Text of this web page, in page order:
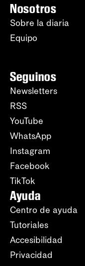
Nosotros
Sobre la diaria
Equipo
Seguinos
Newsletters
RSS
YouTube
WhatsApp
Instagram
Facebook
TikTok
Ayuda
Centro de ayuda
Tutoriales
Accesibilidad
Privacidad